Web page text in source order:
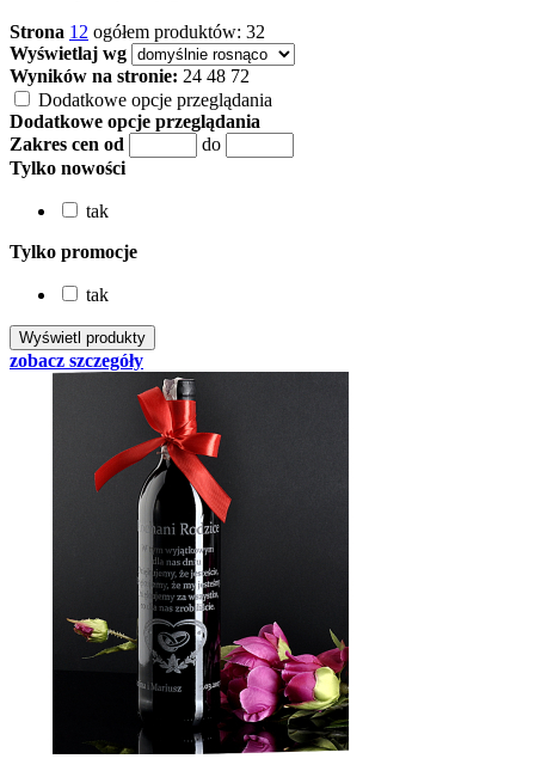
Strona 1 2 ogółem produktów: 32
Wyświetlaj wg
Wyników na stronie: 24 48 72
Dodatkowe opcje przeglądania
Dodatkowe opcje przeglądania
Zakres cen od
do
Tylko nowości
tak
Tylko promocje
tak
zobacz szczegóły